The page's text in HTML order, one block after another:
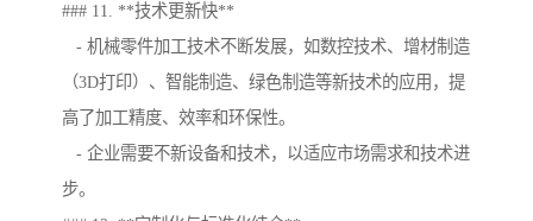
### 11. **技术更新快**
- 机械零件加工技术不断发展，如数控技术、增材制造
（3D打印）、智能制造、绿色制造等新技术的应用，提
高了加工精度、效率和环保性。
- 企业需要不新设备和技术，以适应市场需求和技术进
步。